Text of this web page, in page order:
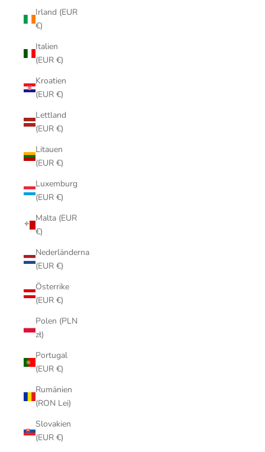
Irland (EUR
€)
Italien
(EUR €)
Kroatien
(EUR €)
Lettland
(EUR €)
Litauen
(EUR €)
Luxemburg
(EUR €)
Malta (EUR
€)
Nederländerna
(EUR €)
Österrike
(EUR €)
Polen (PLN
zł)
Portugal
(EUR €)
Rumänien
(RON Lei)
Slovakien
(EUR €)